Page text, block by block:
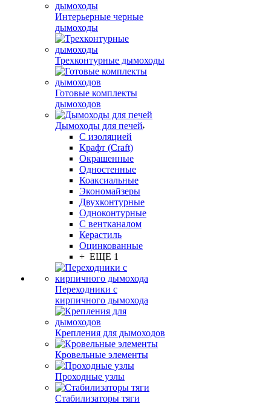
Интерьерные черные
дымоходы
Трехконтурные дымоходы
Готовые комплекты
дымоходов
Дымоходы для печей
С изоляцией
Крафт (Craft)
Окрашенные
Одностенные
Коаксиальные
Экономайзеры
Двухконтурные
Одноконтурные
С вентканалом
Керастиль
Оцинкованные
+ ЕЩЕ 1
Переходники с
кирпичного дымохода
Крепления для дымоходов
Кровельные элементы
Проходные узлы
Стабилизаторы тяги